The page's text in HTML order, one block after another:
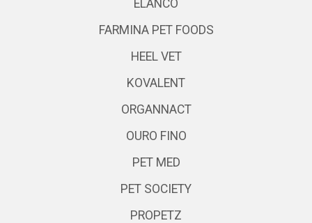
ELANCO
FARMINA PET FOODS
HEEL VET
KOVALENT
ORGANNACT
OURO FINO
PET MED
PET SOCIETY
PROPETZ